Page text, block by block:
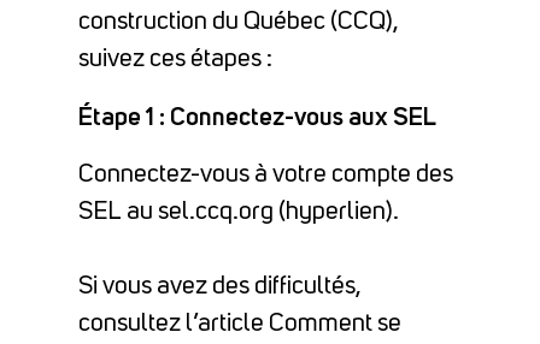
construction du Québec (CCQ),
suivez ces étapes :
Étape 1 : Connectez-vous aux SEL
Connectez-vous à votre compte des
SEL au sel.ccq.org (hyperlien).
Si vous avez des difficultés,
consultez l’article Comment se